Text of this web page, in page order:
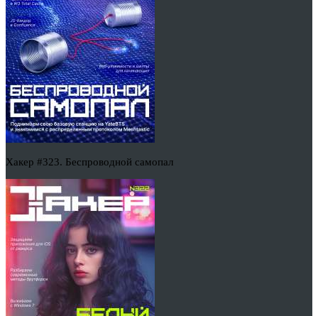
Хакер #323. Беспроводной самопал